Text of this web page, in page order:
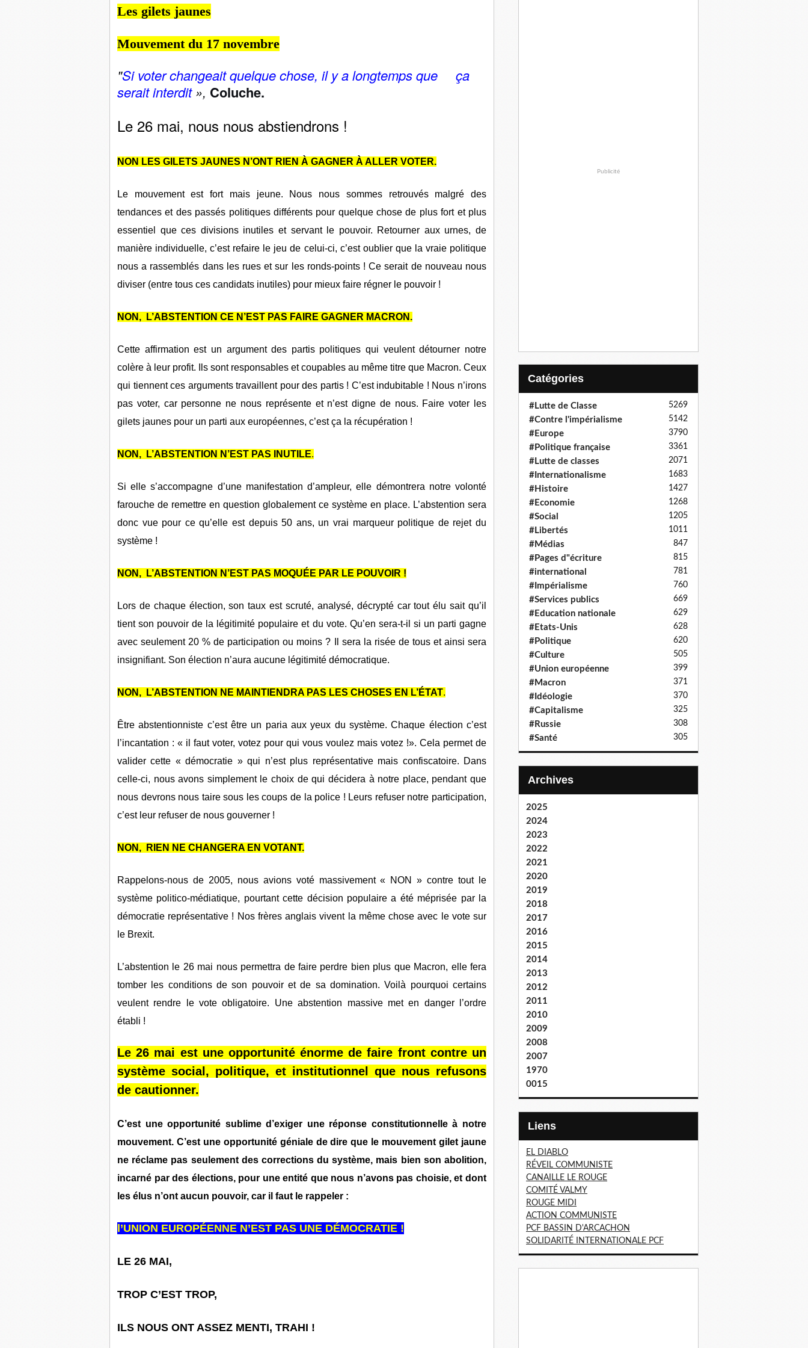
Les gilets jaunes
Mouvement du 17 novembre
"Si voter changeait quelque chose, il y a longtemps que ça
serait interdit», Coluche.
Le 26 mai, nous nous abstiendrons !
NON LES GILETS JAUNES N’ONT RIEN À GAGNER À ALLER VOTER.
Le mouvement est fort mais jeune. Nous nous sommes retrouvés malgré des
tendances et des passés politiques différents pour quelque chose de plus fort et plus
essentiel que ces divisions inutiles et servant le pouvoir. Retourner aux urnes, de
manière individuelle, c’est refaire le jeu de celui-ci, c’est oublier que la vraie politique
nous a rassemblés dans les rues et sur les ronds-points ! Ce serait de nouveau nous
diviser (entre tous ces candidats inutiles) pour mieux faire régner le pouvoir !
NON, L’ABSTENTION CE N’EST PAS FAIRE GAGNER MACRON.
Cette affirmation est un argument des partis politiques qui veulent détourner notre
colère à leur profit. Ils sont responsables et coupables au même titre que Macron. Ceux
qui tiennent ces arguments travaillent pour des partis ! C’est indubitable ! Nous n’irons
pas voter, car personne ne nous représente et n’est digne de nous. Faire voter les
gilets jaunes pour un parti aux européennes, c’est ça la récupération !
NON, L’ABSTENTION N’EST PAS INUTILE.
Si elle s’accompagne d’une manifestation d’ampleur, elle démontrera notre volonté
farouche de remettre en question globalement ce système en place. L’abstention sera
donc vue pour ce qu’elle est depuis 50 ans, un vrai marqueur politique de rejet du
système !
NON, L’ABSTENTION N’EST PAS MOQUÉE PAR LE POUVOIR !
Lors de chaque élection, son taux est scruté, analysé, décrypté car tout élu sait qu’il
tient son pouvoir de la légitimité populaire et du vote. Qu’en sera-t-il si un parti gagne
avec seulement 20 % de participation ou moins ? Il sera la risée de tous et ainsi sera
insignifiant. Son élection n’aura aucune légitimité démocratique.
NON, L’ABSTENTION NE MAINTIENDRA PAS LES CHOSES EN L’ÉTAT.
Être abstentionniste c’est être un paria aux yeux du système. Chaque élection c’est
l’incantation : « il faut voter, votez pour qui vous voulez mais votez !». Cela permet de
valider cette « démocratie » qui n’est plus représentative mais confiscatoire. Dans
celle-ci, nous avons simplement le choix de qui décidera à notre place, pendant que
nous devrons nous taire sous les coups de la police ! Leurs refuser notre participation,
c’est leur refuser de nous gouverner !
NON, RIEN NE CHANGERA EN VOTANT.
Rappelons-nous de 2005, nous avions voté massivement « NON » contre tout le
système politico-médiatique, pourtant cette décision populaire a été méprisée par la
démocratie représentative ! Nos frères anglais vivent la même chose avec le vote sur
le Brexit.
L’abstention le 26 mai nous permettra de faire perdre bien plus que Macron, elle fera
tomber les conditions de son pouvoir et de sa domination. Voilà pourquoi certains
veulent rendre le vote obligatoire. Une abstention massive met en danger l’ordre
établi !
Le 26 mai est une opportunité énorme de faire front contre un
système social, politique, et institutionnel que nous refusons
de cautionner.
C’est une opportunité sublime d’exiger une réponse constitutionnelle à notre
mouvement. C’est une opportunité géniale de dire que le mouvement gilet jaune
ne réclame pas seulement des corrections du système, mais bien son abolition,
incarné par des élections, pour une entité que nous n’avons pas choisie, et dont
les élus n’ont aucun pouvoir, car il faut le rappeler :
l’UNION EUROPÉENNE N’EST PAS UNE DÉMOCRATIE !
LE 26 MAI,
TROP C’EST TROP,
ILS NOUS ONT ASSEZ MENTI, TRAHI !
Publicité
Catégories
#Lutte de Classe 5269
#Contre l'impérialisme 5142
#Europe 3790
#Politique française 3361
#Lutte de classes 2071
#Internationalisme 1683
#Histoire 1427
#Economie 1268
#Social 1205
#Libertés 1011
#Médias 847
#Pages d"écriture 815
#international 781
#Impérialisme 760
#Services publics 669
#Education nationale 629
#Etats-Unis 628
#Politique 620
#Culture 505
#Union européenne 399
#Macron 371
#Idéologie 370
#Capitalisme 325
#Russie 308
#Santé 305
Archives
2025
2024
2023
2022
2021
2020
2019
2018
2017
2016
2015
2014
2013
2012
2011
2010
2009
2008
2007
1970
0015
Liens
EL DIABLO
RÉVEIL COMMUNISTE
CANAILLE LE ROUGE
COMITÉ VALMY
ROUGE MIDI
ACTION COMMUNISTE
PCF BASSIN D'ARCACHON
SOLIDARITÉ INTERNATIONALE PCF